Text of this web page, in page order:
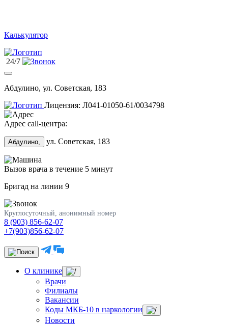
Калькулятор
24/7
Абдулино, ул. Советская, 183
Лицензия: Л041-01050-61/0034798
Адрес call-центра:
Абдулино, ул. Советская, 183
Вызов врача в течение 5 минут
Бригад на линии 9
Круглосуточный, анонимный номер
8 (903) 856-62-07
+7(903)856-62-07
О клинике
Врачи
Филиалы
Вакансии
Коды МКБ-10 в наркологии
Новости